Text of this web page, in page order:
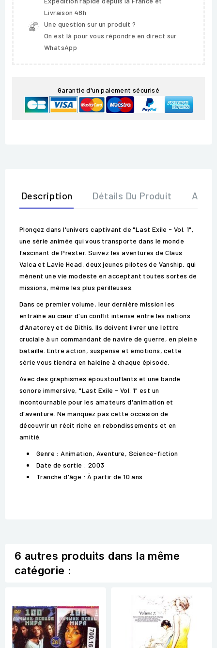
Livraison 48h
Une question sur un produit ?
On est là pour vous répondre en direct sur
WhatsApp
Garantie d'un paiement sécurisé
Description Détails Du Produit Avis
Plongez dans l'univers captivant de "Last Exile - Vol. 1",
une série animée qui vous transporte dans le monde
fascinant de Prester. Suivez les aventures de Claus
Valca et Lavie Head, deux jeunes pilotes de Vanship, qui
mènent une vie modeste en acceptant toutes sortes de
missions, même les plus périlleuses.
Dans ce premier volume, leur dernière mission les
entraîne au cœur d'un conflit intense entre les nations
d'Anatorey et de Dithis. Ils doivent livrer une lettre
cruciale à un commandant de navire de guerre, en pleine
bataille. Entre action, suspense et émotions, cette
série vous tiendra en haleine à chaque épisode.
Avec des graphismes époustouflants et une bande
sonore immersive, "Last Exile - Vol. 1" est un
incontournable pour les amateurs d'animation et
d'aventure. Ne manquez pas cette occasion de
découvrir un récit riche en rebondissements et en
amitié.
Genre : Animation, Aventure, Science-fiction
Date de sortie : 2003
Tranche d'âge : À partir de 10 ans
6 autres produits dans la même
catégorie :